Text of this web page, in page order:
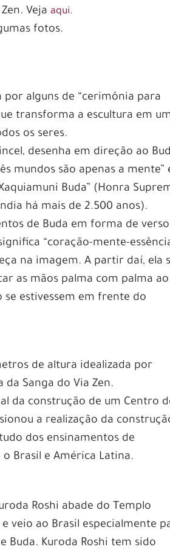
Vejaaqui.
fotos.
alguns de “cerimônia para
transforma a escultura em
os seres.
desenha em direção ao
mundos são apenas a mente”
Buda” (Honra
há mais de 2.500 anos).
de Buda em forma de
“coração-mente-
na imagem. A partir daí, ela
as mãos palma com palma ao
estivessem em frente do
de altura idealizada por
da Sanga do Via Zen.
da construção de um Centro
a realização da
dos ensinamentos de
Brasil e América Latina.
Roshi abade do Templo
veio ao Brasil especialmente
Buda. Kuroda Roshi tem sido